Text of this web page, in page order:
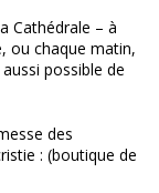
Cathédrale – à
ou chaque matin,
possible de
des
: (boutique de